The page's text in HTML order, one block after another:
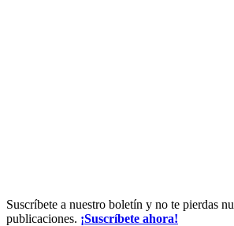
Suscríbete a nuestro boletín y no te pierdas
publicaciones. ¡Suscríbete ahora!